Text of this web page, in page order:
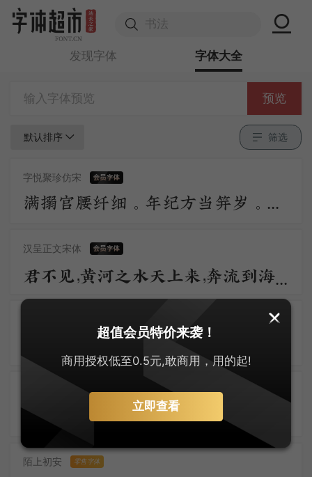
发现字体 字体大全
预览
默认排序 筛选
字悦聚珍仿宋
满搦宫腰纤细。年纪方当笄岁。刚被风流沾惹，与合垂杨双髻。初学严妆，如描似削身材，怯雨羞云情意。举措多娇媚。 争奈心性，未会先怜佳婿。长是夜深，不肯便入鸳被，与解罗裳，盈盈背立银扛，却道你先睡。
汉呈正文宋体
君不见，黄河之水天上来，奔流到海不复回。君不见，高堂明镜悲白发，朝如青丝暮成雪。人生得意须尽欢，莫使金樽空对月。天生我材必有用，千金散尽还复来。
安景臣手书仿宋 零售字体
陌上初安 零售字体
超值会员特价来袭！
商用授权低至0.5元,敢商用，用的起!
立即查看